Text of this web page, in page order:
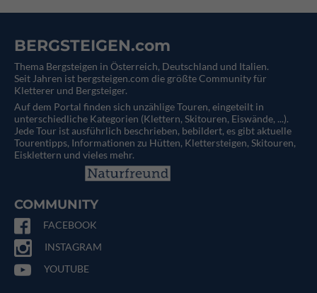
BERGSTEIGEN.com
Thema Bergsteigen in Österreich, Deutschland und Italien.
Seit Jahren ist bergsteigen.com die größte Community für
Kletterer und Bergsteiger.
Auf dem Portal finden sich unzählige Touren, eingeteilt in
unterschiedliche Kategorien (Klettern, Skitouren, Eiswände, ...).
Jede Tour ist ausführlich beschrieben, bebildert, es gibt aktuelle
Tourentipps, Informationen zu Hütten, Klettersteigen, Skitouren,
Eisklettern und vieles mehr.
COMMUNITY
FACEBOOK
INSTAGRAM
YOUTUBE